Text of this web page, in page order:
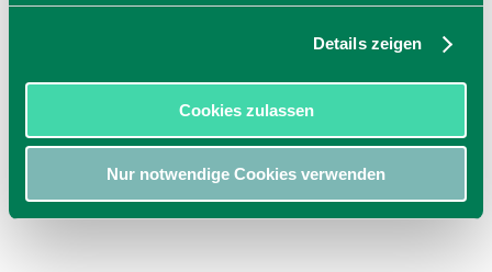
Details zeigen
Cookies zulassen
Nur notwendige Cookies verwenden